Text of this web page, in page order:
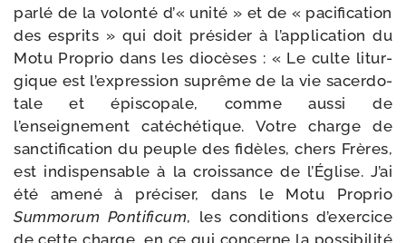
par­lé de la volon­té d’« uni­té » et de « paci­fi­ca­tion
des esprits » qui doit pré­si­der à l’application du
Motu Proprio dans les dio­cèses : « Le culte litur­
gique est l’expression suprême de la vie sacer­do­
tale et épis­co­pale, comme aus­si de
l’enseignement caté­ché­tique. Votre charge de
sanc­ti­fi­ca­tion du peuple des fidèles, chers Frères,
est indis­pen­sable à la crois­sance de l’Église. J’ai
été ame­né à pré­ci­ser, dans le Motu Proprio
Summorum Pontificum, les condi­tions d’exercice
de cette charge, en ce qui concerne la pos­si­bi­li­té